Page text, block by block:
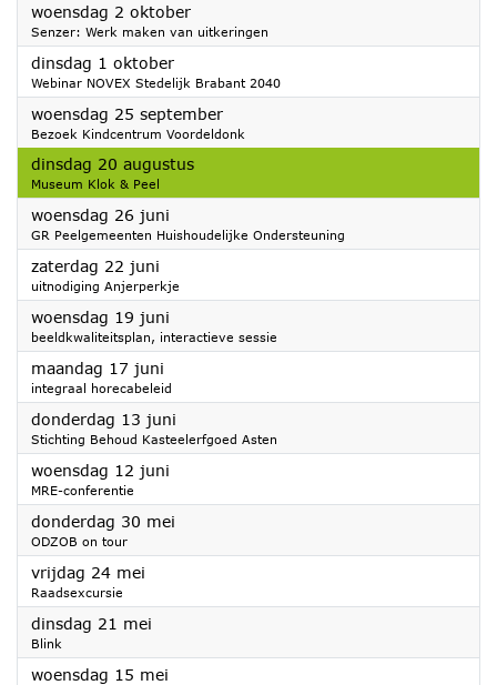
woensdag 2 oktober2024
Senzer: Werk maken van uitkeringen
dinsdag 1 oktober2024
Webinar NOVEX Stedelijk Brabant 2040
woensdag 25 september2024
Bezoek Kindcentrum Voordeldonk
dinsdag 20 augustus2024
Museum Klok & Peel
woensdag 26 juni
GR Peelgemeenten Huishoudelijke Ondersteuning
zaterdag 22 juni
uitnodiging Anjerperkje
woensdag 19 juni
beeldkwaliteitsplan, interactieve sessie
maandag 17 juni
integraal horecabeleid
donderdag 13 juni
Stichting Behoud Kasteelerfgoed Asten
woensdag 12 juni
MRE-conferentie
donderdag 30 mei
ODZOB on tour
vrijdag 24 mei
Raadsexcursie
dinsdag 21 mei
Blink
woensdag 15 mei